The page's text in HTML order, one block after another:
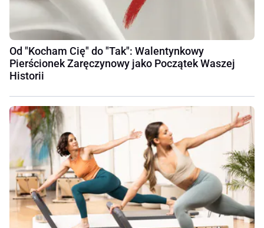
Od "Kocham Cię" do "Tak": Walentynkowy
Pierścionek Zaręczynowy jako Początek Waszej
Historii